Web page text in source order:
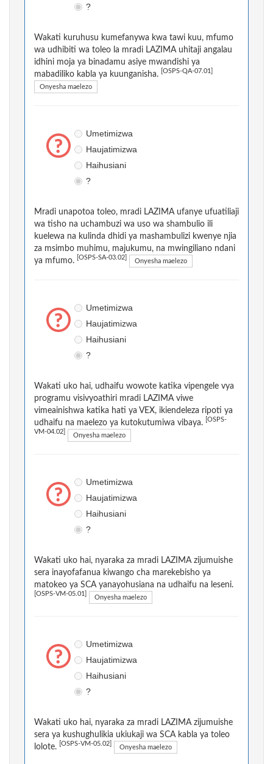
?
Wakati kuruhusu kumefanywa kwa tawi kuu, mfumo
wa udhibiti wa toleo la mradi LAZIMA uhitaji angalau
idhini moja ya binadamu asiye mwandishi ya
mabadiliko kabla ya kuunganisha.
[OSPS-QA-07.01]
Onyesha maelezo
Umetimizwa
Haujatimizwa
Haihusiani
?
Mradi unapotoa toleo, mradi LAZIMA ufanye ufuatiliaji
wa tisho na uchambuzi wa uso wa shambulio ili
kuelewa na kulinda dhidi ya mashambulizi kwenye njia
za msimbo muhimu, majukumu, na mwingiliano ndani
ya mfumo.
[OSPS-SA-03.02] Onyesha maelezo
Umetimizwa
Haujatimizwa
Haihusiani
?
Wakati uko hai, udhaifu wowote katika vipengele vya
programu visivyoathiri mradi LAZIMA viwe
vimeainishwa katika hati ya VEX, ikiendeleza ripoti ya
udhaifu na maelezo ya kutokutumiwa vibaya.
[OSPS-
VM-04.02] Onyesha maelezo
Umetimizwa
Haujatimizwa
Haihusiani
?
Wakati uko hai, nyaraka za mradi LAZIMA zijumuishe
sera inayofafanua kiwango cha marekebisho ya
matokeo ya SCA yanayohusiana na udhaifu na leseni.
[OSPS-VM-05.01] Onyesha maelezo
Umetimizwa
Haujatimizwa
Haihusiani
?
Wakati uko hai, nyaraka za mradi LAZIMA zijumuishe
sera ya kushughulikia ukiukaji wa SCA kabla ya toleo
lolote.
[OSPS-VM-05.02] Onyesha maelezo